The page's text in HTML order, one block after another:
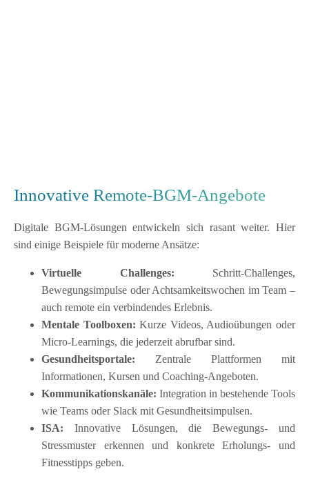
Innovative Remote-BGM-Angebote
Digitale BGM-Lösungen entwickeln sich rasant weiter. Hier
sind einige Beispiele für moderne Ansätze:
Virtuelle Challenges: Schritt-Challenges,
Bewegungsimpulse oder Achtsamkeitswochen im Team –
auch remote ein verbindendes Erlebnis.
Mentale Toolboxen: Kurze Videos, Audioübungen oder
Micro-Learnings, die jederzeit abrufbar sind.
Gesundheitsportale: Zentrale Plattformen mit
Informationen, Kursen und Coaching-Angeboten.
Kommunikationskanäle: Integration in bestehende Tools
wie Teams oder Slack mit Gesundheitsimpulsen.
ISA: Innovative Lösungen, die Bewegungs- und
Stressmuster erkennen und konkrete Erholungs- und
Fitnesstipps geben.